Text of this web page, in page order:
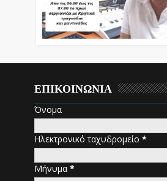
ΕΠΙΚΟΙΝΩΝΙΑ
Όνομα
Ηλεκτρονικό ταχυδρομείο*
Μήνυμα*